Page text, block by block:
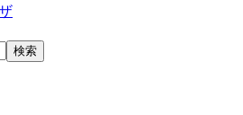
検索